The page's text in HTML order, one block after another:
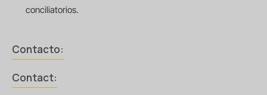
conciliatorios.
Contacto:
Contact: